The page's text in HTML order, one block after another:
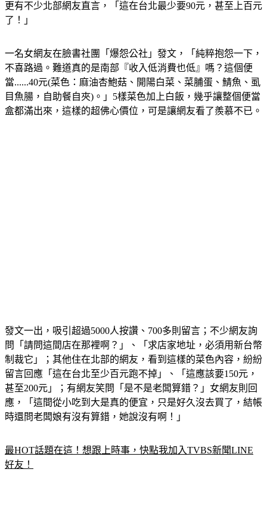
更有不少北部網友直言，「這在台北最少要90元，甚至上百元
了！」
一名女網友在臉書社團「爆怨公社」發文，
「純粹抱怨一下，
不喜路過。難道真的是南部『收入低消費也低』嗎？這個便
當......40元(菜色：麻油杏鮑菇、開陽白菜、菜脯蛋、鯖魚、虱
目魚腸，自助餐自夾)。」 5樣菜色加上白飯，幾乎讓整個便當
盒都滿出來，這樣的超佛心價位，可是讓網友看了羨慕不已。
發文一出，吸引超過5000人按讚、700多則留言；不少網友詢
問「請問這間店在那裡啊？」、「求店家地址，必須用新台幣
制裁它」；其他住在北部的網友，看到這樣的菜色內容，紛紛
留言回應「這在台北至少百元跑不掉」、「這應該要150元，
甚至200元」；有網友笑問「是不是老闆算錯？」 女網友則回
應，「這間從小吃到大是真的便宜，只是好久沒去買了，結帳
時還問老闆娘有沒有算錯，她說沒有啊！」
最HOT話題在這！想跟上時事，快點我加入TVBS新聞LINE
好友！